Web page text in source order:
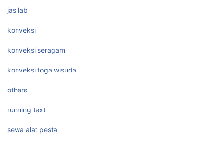
jas lab
konveksi
konveksi seragam
konveksi toga wisuda
others
running text
sewa alat pesta